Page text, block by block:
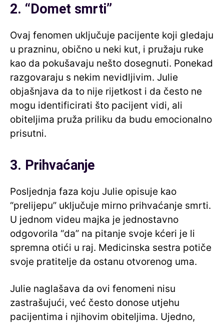
2. “Domet smrti”
Ovaj fenomen uključuje pacijente koji gledaju
u prazninu, obično u neki kut, i pružaju ruke
kao da pokušavaju nešto dosegnuti. Ponekad
razgovaraju s nekim nevidljivim. Julie
objašnjava da to nije rijetkost i da često ne
mogu identificirati što pacijent vidi, ali
obiteljima pruža priliku da budu emocionalno
prisutni.
3. Prihvaćanje
Posljednja faza koju Julie opisuje kao
“prelijepu” uključuje mirno prihvaćanje smrti.
U jednom videu majka je jednostavno
odgovorila “da” na pitanje svoje kćeri je li
spremna otići u raj. Medicinska sestra potiče
svoje pratitelje da ostanu otvorenog uma.
Julie naglašava da ovi fenomeni nisu
zastrašujući, već često donose utjehu
pacijentima i njihovim obiteljima. Ujedno,